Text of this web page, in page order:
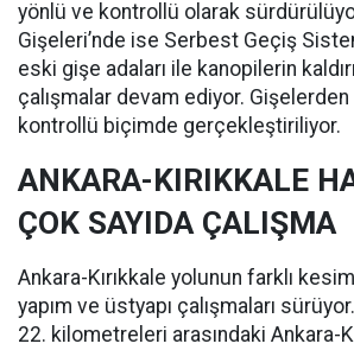
yönlü ve kontrollü olarak
Gişeleri’nde ise Serbest Geçiş
eski gişe adaları ile kanopilerin
çalışmalar devam ediyor. Gişelerden
kontrollü biçimde gerçekleştiriliyor.
ANKARA-KIRIKKALE
ÇOK SAYIDA ÇALIŞMA
Ankara-Kırıkkale yolunun farklı
yapım ve üstyapı çalışmaları
22. kilometreleri arasındaki Ankara-